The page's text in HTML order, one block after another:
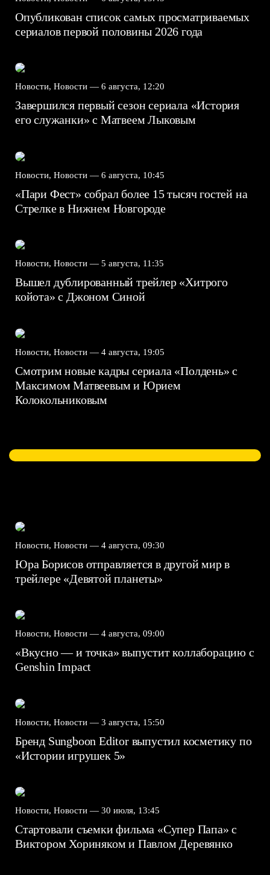
Опубликован список самых просматриваемых
сериалов первой половины 2026 года
Новости, Новости — 6 августа, 12:20
Завершился первый сезон сериала «История
его служанки» с Матвеем Лыковым
Новости, Новости — 6 августа, 10:45
«Пари Фест» собрал более 15 тысяч гостей на
Стрелке в Нижнем Новгороде
Новости, Новости — 5 августа, 11:35
Вышел дублированный трейлер «Хитрого
койота» с Джоном Синой
Новости, Новости — 4 августа, 19:05
Смотрим новые кадры сериала «Полдень» с
Максимом Матвеевым и Юрием
Колокольниковым
Новости, Новости — 4 августа, 09:30
Юра Борисов отправляется в другой мир в
трейлере «Девятой планеты»
Новости, Новости — 4 августа, 09:00
«Вкусно — и точка» выпустит коллаборацию с
Genshin Impact⁠⁠
Новости, Новости — 3 августа, 15:50
Бренд Sungboon Editor выпустил косметику по
«Истории игрушек 5»
Новости, Новости — 30 июля, 13:45
Стартовали съемки фильма «Супер Папа» с
Виктором Хориняком и Павлом Деревянко